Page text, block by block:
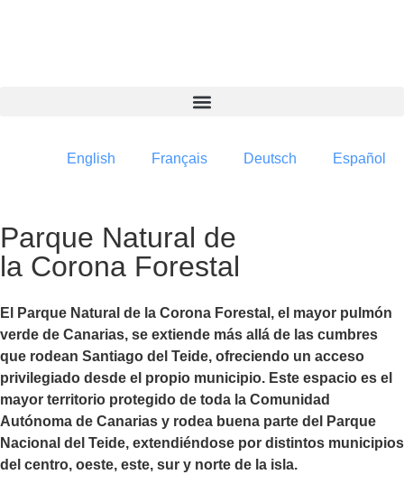
English Français Deutsch Español
Parque Natural de
la Corona Forestal
El Parque Natural de la Corona Forestal, el mayor pulmón
verde de Canarias, se extiende más allá de las cumbres
que rodean Santiago del Teide, ofreciendo un acceso
privilegiado desde el propio municipio. Este espacio es el
mayor territorio protegido de toda la Comunidad
Autónoma de Canarias y rodea buena parte del Parque
Nacional del Teide, extendiéndose por distintos municipios
del centro, oeste, este, sur y norte de la isla.